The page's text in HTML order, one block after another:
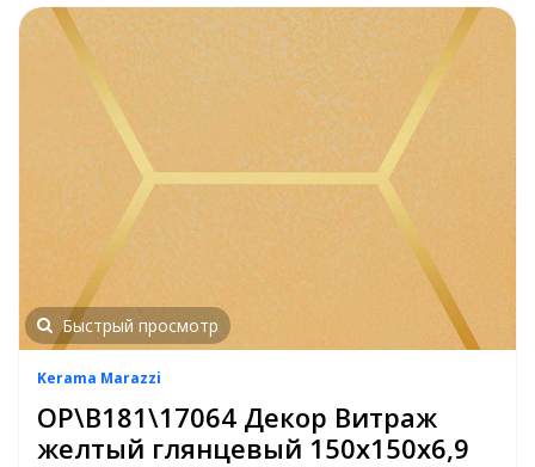
Быстрый просмотр
Kerama Marazzi
OP\B181\17064 Декор Витраж
желтый глянцевый 150х150х6,9